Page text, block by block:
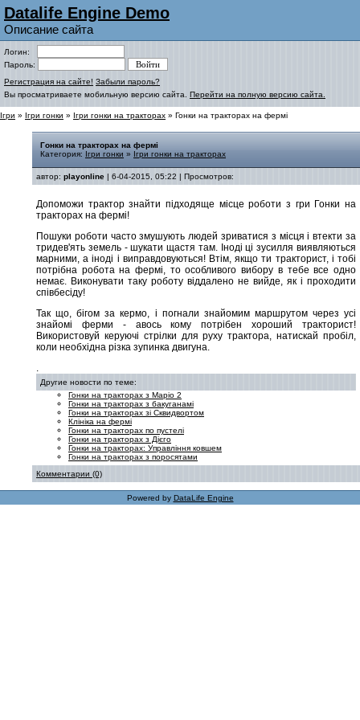
Datalife Engine Demo
Описание сайта
Логин:
Пароль:
Регистрация на сайте! Забыли пароль?
Вы просматриваете мобильную версию сайта. Перейти на полную версию сайта.
Ігри » Ігри гонки » Ігри гонки на тракторах » Гонки на тракторах на фермі
Гонки на тракторах на фермі
Категория: Ігри гонки » Ігри гонки на тракторах
автор: playonline | 6-04-2015, 05:22 | Просмотров:
Допоможи трактор знайти підходяще місце роботи з гри Гонки на
тракторах на фермі!
Пошуки роботи часто змушують людей зриватися з місця і втекти за
тридев'ять земель - шукати щастя там. Іноді ці зусилля виявляються
марними, а іноді і виправдовуються! Втім, якщо ти тракторист, і тобі
потрібна робота на фермі, то особливого вибору в тебе все одно
немає. Виконувати таку роботу віддалено не вийде, як і проходити
співбесіду!
Так що, бігом за кермо, і погнали знайомим маршрутом через усі
знайомі ферми - авось кому потрібен хороший тракторист!
Використовуй керуючі стрілки для руху трактора, натискай пробіл,
коли необхідна різка зупинка двигуна.
.
Другие новости по теме:
Гонки на тракторах з Маріо 2
Гонки на тракторах з бакуганамі
Гонки на тракторах зі Сквидвортом
Клініка на фермі
Гонки на тракторах по пустелі
Гонки на тракторах з Дієго
Гонки на тракторах: Управління ковшем
Гонки на тракторах з поросятами
Комментарии (0)
Powered by DataLife Engine